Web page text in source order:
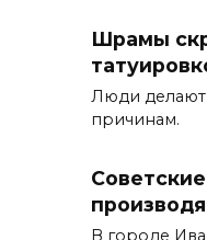
Шрамы
Люди делают
причинам.
В городе